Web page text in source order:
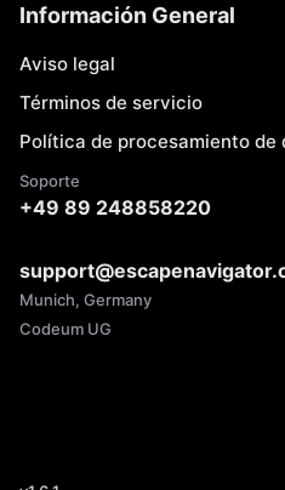
Información General
Aviso legal
Términos de servicio
Política de procesamiento de
Soporte
+49 89 248858220
Munich, Germany
Codeum UG